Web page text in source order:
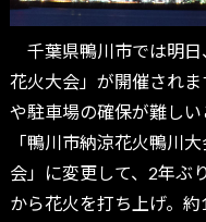
千葉県鴨川市では明日
花火大会」が開催され
や駐車場の確保が難し
「鴨川市納涼花火鴨川
会」に変更して、2年ぶ
から花火を打ち上げ。